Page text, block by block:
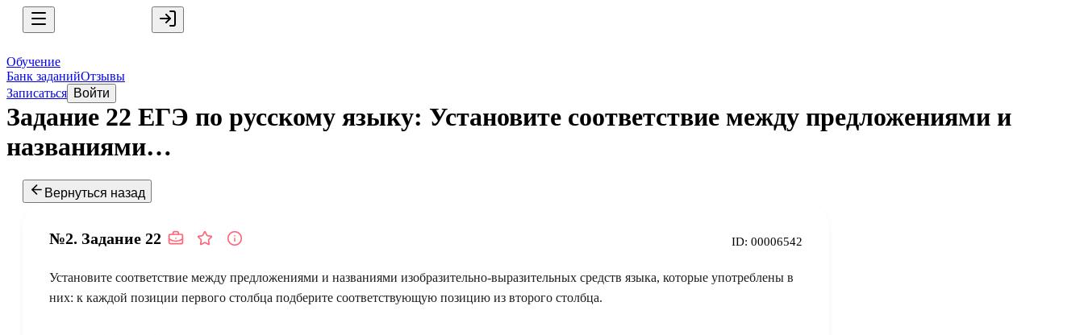
Обучение
Банк заданийОтзывы
Записаться Войти
Задание 22 ЕГЭ по русскому языку: Установите соответствие между предложениями и
названиями…
Вернуться назад
№2. Задание 22 ID: 00006542
Установите соответствие между предложениями и названиями изобразительно-выразительных средств языка, которые употреблены в
них: к каждой позиции первого столбца подберите соответствующую позицию из второго столбца.